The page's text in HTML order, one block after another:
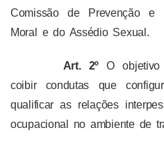
Comissão de Prevenção e
Moral e do Assédio Sexual.
Art. 2ºO
coibir condutas que
qualificar as relações
ocupacional no ambiente de